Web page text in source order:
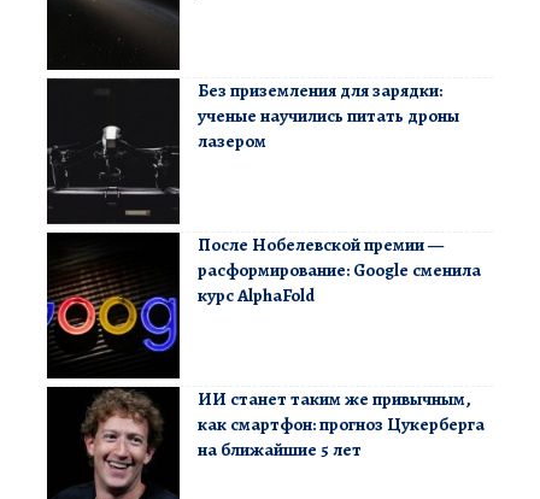
Без приземления для зарядки:
ученые научились питать дроны
лазером
После Нобелевской премии —
расформирование: Google сменила
курс AlphaFold
ИИ станет таким же привычным,
как смартфон: прогноз Цукерберга
на ближайшие 5 лет